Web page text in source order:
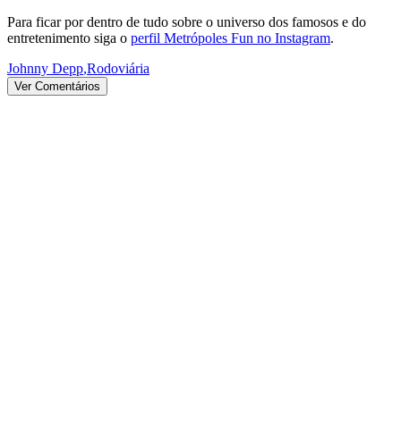
Para ficar por dentro de tudo sobre o universo dos famosos e do
entretenimento siga o perfil Metrópoles Fun no Instagram.
Johnny Depp,Rodoviária
Ver Comentários